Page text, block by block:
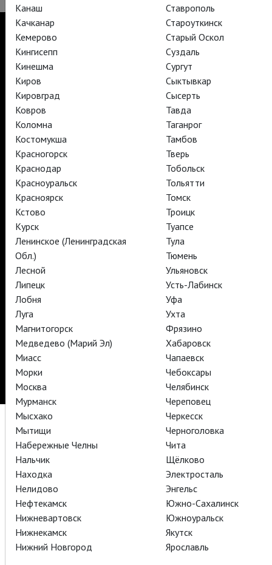
TheatreHD
TheatreHD Опера
TheatreHD Балет в кино
АРТ-ЛЕКТОРИЙ В КИНО
АРТ-ЛЕКТОРИЙ В КИНО
TheatreHD
TheatreHD Опера
TheatreHD Балет в кино
АРТ-ЛЕКТОРИЙ В КИНО
Поддержать
Стать волонтёром
Как организовать показ в вашем городе
Контакты
18+
Канаш
Качканар
Кемерово
Кингисепп
Кинешма
Киров
Кировград
Ковров
Коломна
Костомукша
Красногорск
Краснодар
Красноуральск
Красноярск
Кстово
Курск
Ленинское (Ленинградская
Обл.)
Лесной
Липецк
Лобня
Луга
Магнитогорск
Медведево (Марий Эл)
Миасс
Морки
Москва
Мурманск
Мысхако
Мытищи
Набережные Челны
Нальчик
Находка
Нелидово
Нефтекамск
Нижневартовск
Нижнекамск
Нижний Новгород
Ставрополь
Староуткинск
Старый Оскол
Суздаль
Сургут
Сыктывкар
Сысерть
Тавда
Таганрог
Тамбов
Тверь
Тобольск
Тольятти
Томск
Троицк
Туапсе
Тула
Тюмень
Ульяновск
Усть-Лабинск
Уфа
Ухта
Фрязино
Хабаровск
Чапаевск
Чебоксары
Челябинск
Череповец
Черкесск
Черноголовка
Чита
Щёлково
Электросталь
Энгельс
Южно-Сахалинск
Южноуральск
Якутск
Ярославль